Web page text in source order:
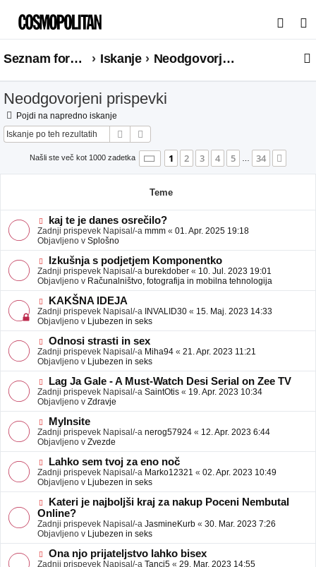
s
a
Seznam forumov Iskanje Neodgovorjeni prispevki
Neodgovorjeni prispevki
Pojdi na napredno iskanje
Iskanje
Našli ste več kot 1000 zadetka Stran 1od34
1 2 3 4 5 … 34
Teme
N
o
v
e
o
b
j
a
v
e
kaj te je danes osrečilo?
Zadnji prispevek Napisal/-a mmm « 01. Apr. 2025 19:18
Objavljeno v Splošno
N
o
v
e
o
b
j
a
v
e
Izkušnja s podjetjem Komponentko
Zadnji prispevek Napisal/-a burekdober « 10. Jul. 2023 19:01
Objavljeno v Računalništvo, fotografija in mobilna tehnologija
N
o
v
e
o
b
j
a
v
e
KAKŠNA IDEJA
Zadnji prispevek Napisal/-a INVALID30 « 15. Maj. 2023 14:33
Objavljeno v Ljubezen in seks
N
o
v
e
o
b
j
a
v
e
Odnosi strasti in sex
Zadnji prispevek Napisal/-a Miha94 « 21. Apr. 2023 11:21
Objavljeno v Ljubezen in seks
N
o
v
e
o
b
j
a
v
e
Lag Ja Gale - A Must-Watch Desi Serial on Zee TV
Zadnji prispevek Napisal/-a SaintOtis « 19. Apr. 2023 10:34
Objavljeno v Zdravje
N
o
v
e
o
b
j
a
v
e
MyInsite
Zadnji prispevek Napisal/-a nerog57924 « 12. Apr. 2023 6:44
Objavljeno v Zvezde
N
o
v
e
o
b
j
a
v
e
Lahko sem tvoj za eno noč
Zadnji prispevek Napisal/-a Marko12321 « 02. Apr. 2023 10:49
Objavljeno v Ljubezen in seks
N
o
v
e
o
b
j
Kateri je najboljši kraj za nakup Poceni Nembutal
Online?
Zadnji prispevek Napisal/-a JasmineKurb « 30. Mar. 2023 7:26
Objavljeno v Ljubezen in seks
N
o
Ona njo prijateljstvo lahko bisex
Zadnji prispevek Napisal/-a Tanci5 « 29. Mar. 2023 14:55